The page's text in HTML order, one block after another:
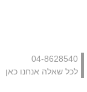
04-8628540
לכל שאלה אנחנו כאן